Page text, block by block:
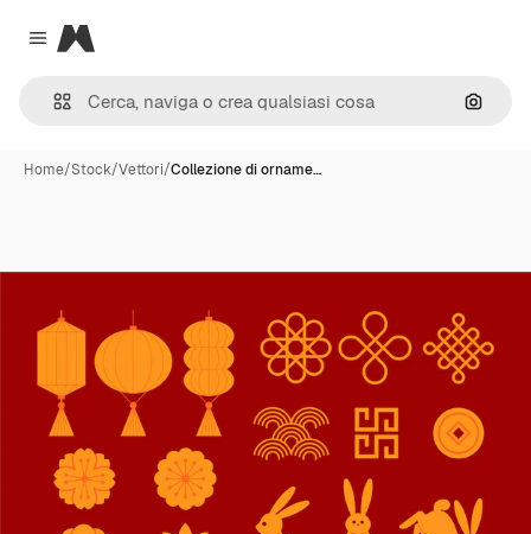
Close menu
Magnific
Cerca
Home/Stock/Vettori/Collezione di orname…